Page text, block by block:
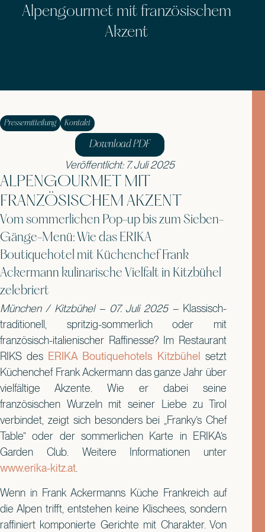
Alpengourmet mit französischem
Akzent
Pressemitteilung Kontakt
Download PDF
Veröffentlicht: 7. Juli 2025
ALPENGOURMET MIT
FRANZÖSISCHEM AKZENT
Vom sommerlichen Pop-up bis zum Sieben-
Gänge-Menü: Wie das ERIKA
Boutiquehotel mit Küchenchef Frank
Ackermann kulinarische Vielfalt in Kitzbühel
zelebriert
München / Kitzbühel – 07. Juli 2025 – Klassisch-
traditionell, spritzig-sommerlich oder mit
französisch-italienischer Raffinesse? Im Restaurant
RIKS des ERIKA Boutiquehotels Kitzbühel setzt
Küchenchef Frank Ackermann das ganze Jahr über
vielfältige Akzente. Wie er dabei seine
französischen Wurzeln mit seiner Liebe zu Tirol
verbindet, zeigt sich besonders bei „Franky’s Chef
Table“ oder der sommerlichen Karte in ERIKA’s
Garden Club. Weitere Informationen unter
www.erika-kitz.at.
Wenn in Frank Ackermanns Küche Frankreich auf
die Alpen trifft, entstehen keine Klischees, sondern
raffiniert komponierte Gerichte mit Charakter. Von